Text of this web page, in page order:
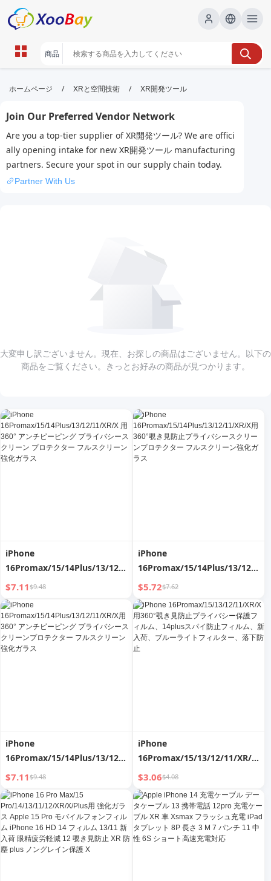
XR開発ツール | XOOBAY B2B/B2C
XR開発,ツール,入門, wholesale XR開発ツール,
XOOBAY
XR開発ツールの基礎と活用法入門と実例集
ホームページ / XRと空間技術 / XR開発ツール
Join Our Preferred Vendor Network
Are you a top-tier supplier of XR開発ツール? We are offici
ally opening intake for new XR開発ツール manufacturing
partners. Secure your spot in our supply chain today.
Partner With Us
大変申し訳ございません。現在、お探しの商品はございません。以下の
商品をご覧ください。きっとお好みの商品が見つかります。
iPhone
16Promax/15/14Plus/13/12/11/XR/X
用 360° アンチピーピング プラ
イバシースクリーン プロテクタ
ー フルスクリーン 強化ガラス
$7.11$9.48
iPhone
16Promax/15/14Plus/13/12/11/
用360°覗き見防止プライバシー
スクリーンプロテクター フルス
クリーン強化ガラス
$5.72$7.62
iPhone
16Promax/15/14Plus/13/12/11/XR/X
用 360° アンチピーピング プラ
イバシースクリーンプロテクタ
ー フルスクリーン強化ガラス
$7.11$9.48
iPhone
16Promax/15/13/12/11/XR/X
用360°覗き見防止プライバシー
保護フィルム、14plusスパイ防
止フィルム、新入荷、ブルーラ
イトフィルター、落下防止
$3.06$4.08